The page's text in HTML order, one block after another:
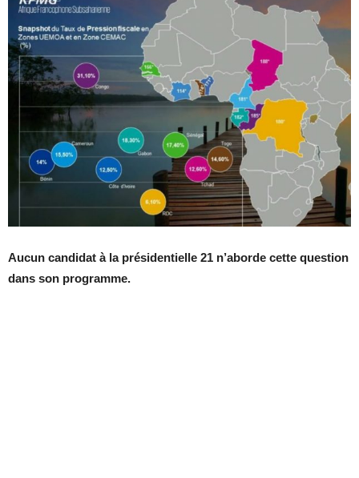
Aucun candidat à la présidentielle 21 n’aborde cette question
dans son programme.